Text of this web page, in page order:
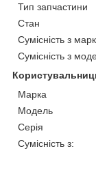
Тип запчастини
Стан
Сумісність з
Сумісність з
Марка
Модель
Серія
Сумісність з: